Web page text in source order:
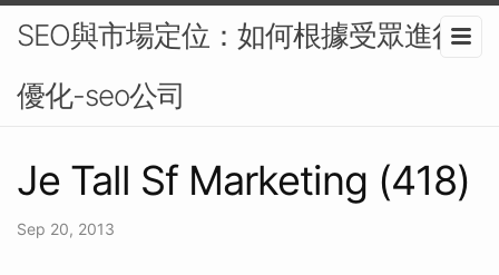
SEO與市場定位：如何根據受眾進行
優化-seo公司
Je Tall Sf Marketing (418)
Sep 20, 2013